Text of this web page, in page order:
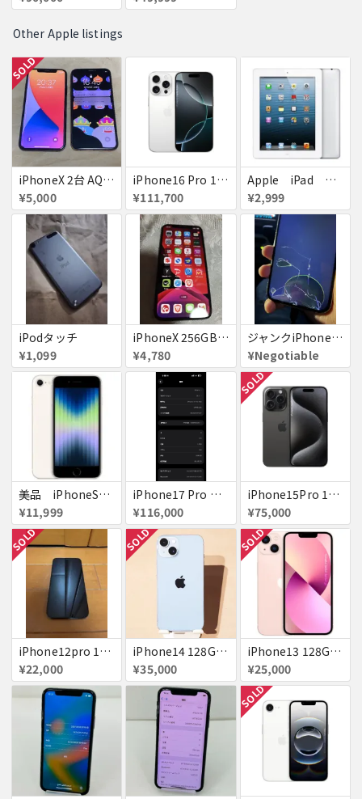
Other Apple listings
SOLD
iPhoneX 2台 AQUOSsense5g ジャンク品
¥5,000
iPhone16 Pro 128GB ホワイトチタニウム docomo 送料無料
¥111,700
Apple iPad ミニ
¥2,999
iPodタッチ
¥1,099
iPhoneX 256GB ▲softbank ジャンク スペースグレイ A1902 送料無料
¥4,780
ジャンクiPhone13ProMax 128GB ドコモ
¥Negotiable
美品 iPhoneSE２ ｉＯＳ１８
¥11,999
iPhone17 Pro Max 256GB 画面割れ
¥116,000
SOLD
iPhone15Pro 128GB ブラックチタニウム au
¥75,000
SOLD
iPhone12pro 128GB ブルー 赤ロム
¥22,000
SOLD
iPhone14 128GB Blue au 送料無料
¥35,000
SOLD
iPhone13 128GB ピンク docomo 送料無料
¥25,000
SOLD